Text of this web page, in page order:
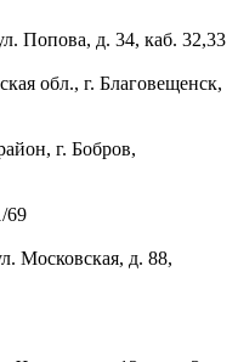
Попова, д. 34, каб. 32,33
обл., г. Благовещенск,
г. Бобров,
69
Московская, д. 88,